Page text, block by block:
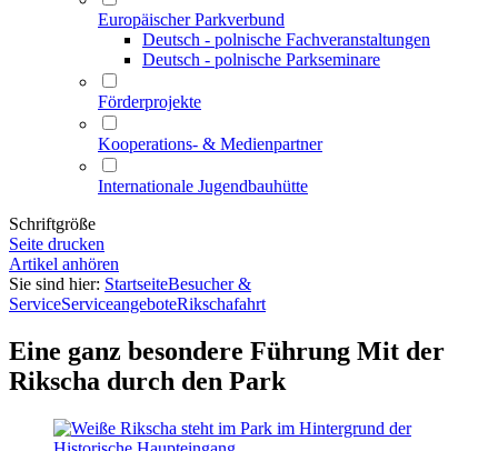
Europäischer Parkverbund
Deutsch - polnische Fachveranstaltungen
Deutsch - polnische Parkseminare
Förderprojekte
Kooperations- & Medienpartner
Internationale Jugendbauhütte
Schriftgröße
Seite drucken
Artikel anhören
Sie sind hier: StartseiteBesucher &
ServiceServiceangeboteRikschafahrt
Eine ganz besondere Führung Mit der
Rikscha durch den Park